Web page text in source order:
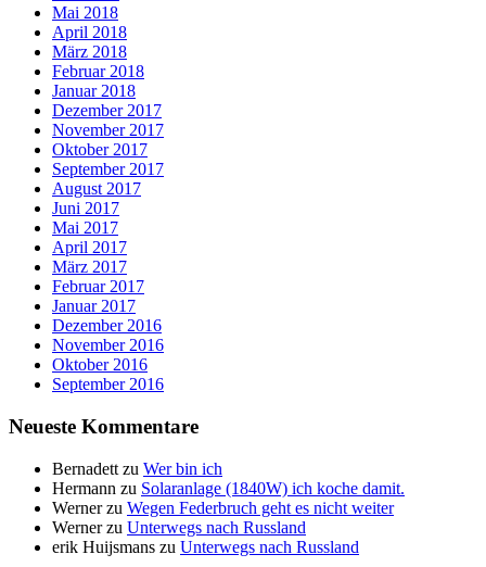
Mai 2018
April 2018
März 2018
Februar 2018
Januar 2018
Dezember 2017
November 2017
Oktober 2017
September 2017
August 2017
Juni 2017
Mai 2017
April 2017
März 2017
Februar 2017
Januar 2017
Dezember 2016
November 2016
Oktober 2016
September 2016
Neueste Kommentare
Bernadett zu Wer bin ich
Hermann zu Solaranlage (1840W) ich koche damit.
Wernerzu Wegen Federbruch geht es nicht weiter
Wernerzu Unterwegs nach Russland
erik Huijsmans zu Unterwegs nach Russland